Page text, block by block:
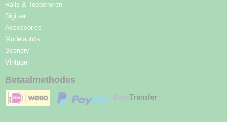
Rails & Toebehoren
Digitaal
Accessoires
Modelauto's
Scenery
Vintage
Betaalmethodes